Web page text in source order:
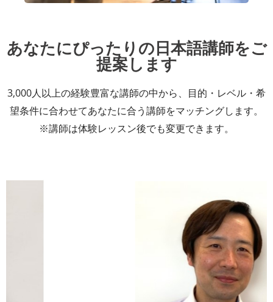
あなたにぴったりの日本語講師をご
提案します
3,000人以上の経験豊富な講師の中から、目的・レベル・希
望条件に合わせてあなたに合う講師をマッチングします。
※講師は体験レッスン後でも変更できます。